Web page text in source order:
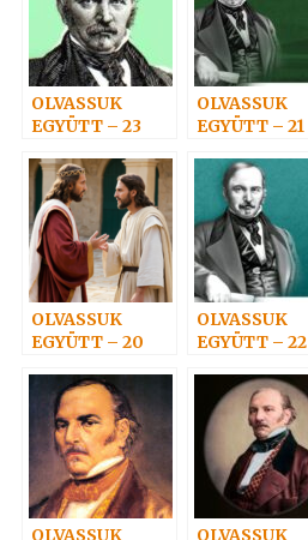
OLVASSUK
EGYÜTT – 23
OLVASSUK
EGYÜTT – 21
OLVASSUK
EGYÜTT – 20
OLVASSUK
EGYÜTT – 22
OLVASSUK
OLVASSUK